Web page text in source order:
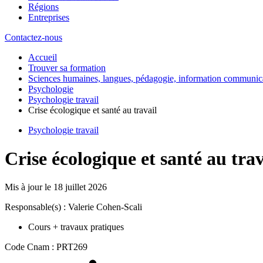
Régions
Entreprises
Contactez-nous
Accueil
Trouver sa formation
Sciences humaines, langues, pédagogie, information
Psychologie
Psychologie travail
Crise écologique et santé au travail
Psychologie travail
Crise écologique et santé au
Mis à jour le 18 juillet 2026
Responsable(s) : Valerie Cohen-Scali
Cours + travaux pratiques
Code Cnam : PRT269